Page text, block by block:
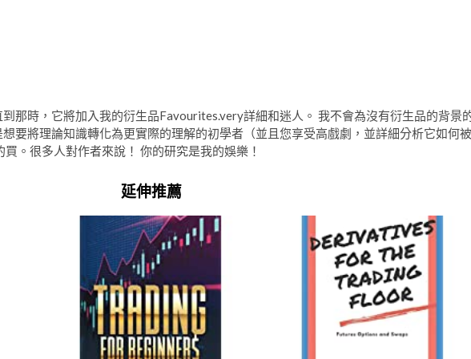
那時，它將加入我的衍生品Favourites.very詳細和迷人。 我不會為沒有衍生品的背景
要將理論知識轉化為更實際的理解的初學者（並且您享受高戲劇，並詳細分析它如何被
。很多人對作者來說！ 你的研究是我的娛樂！
延伸推薦